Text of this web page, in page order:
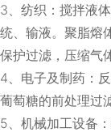
3、纺织：搅拌液
统、输液。聚脂熔
保护过滤，压缩气
4、电子及制药：
葡萄糖的前处理过
5、机械加工设备